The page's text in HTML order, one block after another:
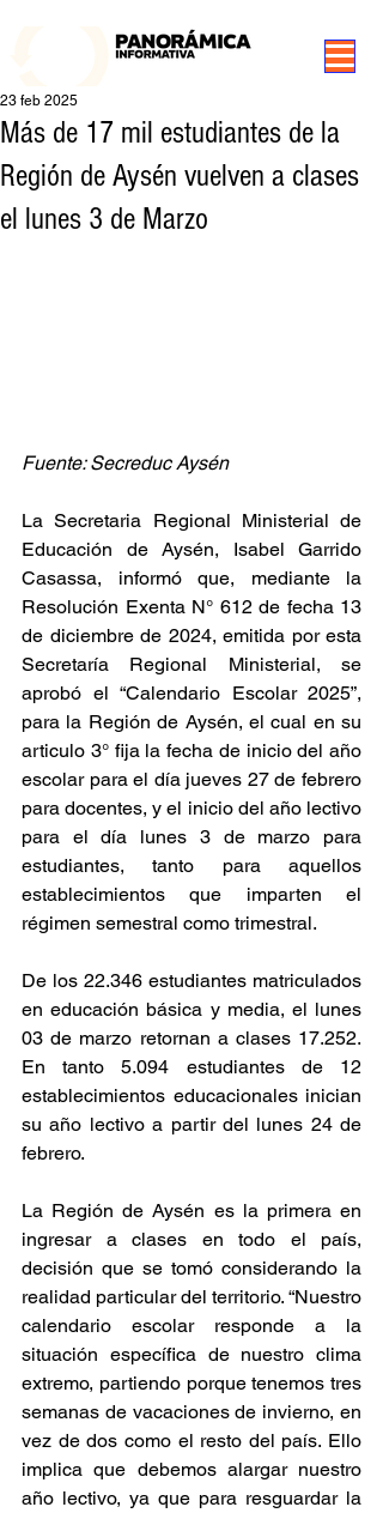
Más de 17 mil estudiantes de la
Región de Aysén vuelven a clases
el lunes 3 de Marzo
23 feb 2025
Fuente: Secreduc Aysén
La Secretaria Regional Ministerial de
Educación de Aysén, Isabel Garrido
Casassa, informó que, mediante la
Resolución Exenta N° 612 de fecha 13
de diciembre de 2024, emitida por esta
Secretaría Regional Ministerial, se
aprobó el “Calendario Escolar 2025”,
para la Región de Aysén, el cual en su
articulo 3° fija la fecha de inicio del año
escolar para el día jueves 27 de febrero
para docentes, y el inicio del año lectivo
para el día lunes 3 de marzo para
estudiantes, tanto para aquellos
establecimientos que imparten el
régimen semestral como trimestral.
De los 22.346 estudiantes matriculados
en educación básica y media, el lunes
03 de marzo retornan a clases 17.252.
En tanto 5.094 estudiantes de 12
establecimientos educacionales inician
su año lectivo a partir del lunes 24 de
febrero.
La Región de Aysén es la primera en
ingresar a clases en todo el país,
decisión que se tomó considerando la
realidad particular del territorio. “Nuestro
calendario escolar responde a la
situación específica de nuestro clima
extremo, partiendo porque tenemos tres
semanas de vacaciones de invierno, en
vez de dos como el resto del país. Ello
implica que debemos alargar nuestro
año lectivo, ya que para resguardar la